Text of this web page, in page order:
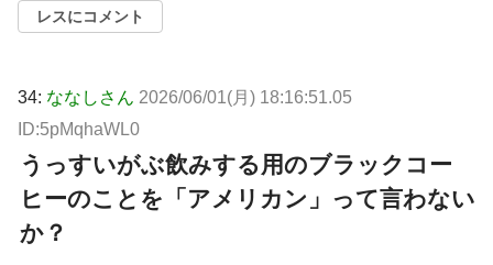
レスにコメント
34: ななしさん 2026/06/01(月) 18:16:51.05
ID:5pMqhaWL0
うっすいがぶ飲みする用のブラックコー
ヒーのことを「アメリカン」って言わない
か？